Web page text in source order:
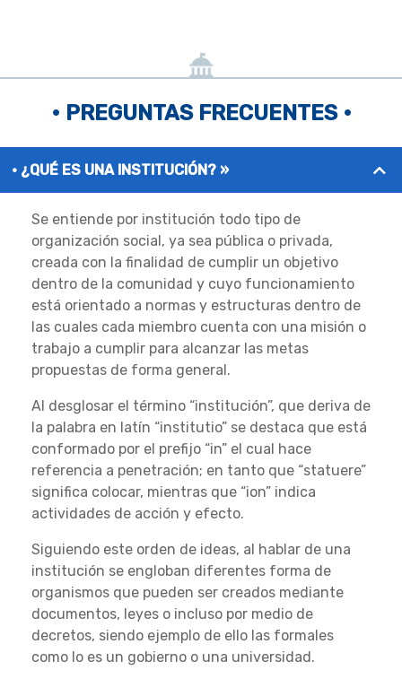
• PREGUNTAS FRECUENTES •
¿QUÉ ES UNA INSTITUCIÓN? »
Se entiende por institución todo tipo de
organización social, ya sea pública o privada,
creada con la finalidad de cumplir un objetivo
dentro de la comunidad y cuyo funcionamiento
está orientado a normas y estructuras dentro de
las cuales cada miembro cuenta con una misión o
trabajo a cumplir para alcanzar las metas
propuestas de forma general.
Al desglosar el término “institución”, que deriva de
la palabra en latín “institutio” se destaca que está
conformado por el prefijo “in” el cual hace
referencia a penetración; en tanto que “statuere”
significa colocar, mientras que “ion” indica
actividades de acción y efecto.
Siguiendo este orden de ideas, al hablar de una
institución se engloban diferentes forma de
organismos que pueden ser creados mediante
documentos, leyes o incluso por medio de
decretos, siendo ejemplo de ello las formales
como lo es un gobierno o una universidad.